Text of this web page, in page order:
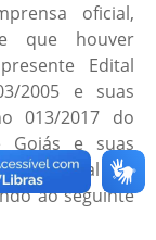
oficial,
que houver
Edital
2005 e suas
013/2017 do
Goiás e suas
Federal no
ao seguinte